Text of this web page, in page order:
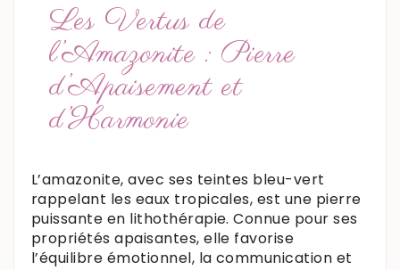
Les Vertus de
l’Amazonite : Pierre
d’Apaisement et
d’Harmonie
L’amazonite, avec ses teintes bleu-vert
rappelant les eaux tropicales, est une pierre
puissante en lithothérapie. Connue pour ses
propriétés apaisantes, elle favorise
l’équilibre émotionnel, la communication et